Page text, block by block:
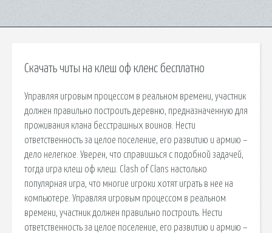
Скачать читы на клеш оф кленс бесплатно
Управляя игровым процессом в реальном времени, участник
должен правильно построить деревню, предназначенную для
проживания клана бесстрашных воинов. Нести
ответственность за целое поселение, его развитию и армию –
дело нелегкое. Уверен, что справишься с подобной задачей,
тогда игра клеш оф клеш. Clash of Clans настолько
популярная игра, что многие игроки хотят играть в нее на
компьютере. Управляя игровым процессом в реальном
времени, участник должен правильно построить. Нести
ответственность за целое поселение, его развитию и армию –